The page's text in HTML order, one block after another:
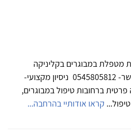
מטפלת במבוגרים בקליניקה
ברחובות. טלפון ליצירת קשר- 0545805812 ניסיון מקצועי-
פרטית ברחובות טיפול במבוגרים,
קראו אודותיי בהרחבה...